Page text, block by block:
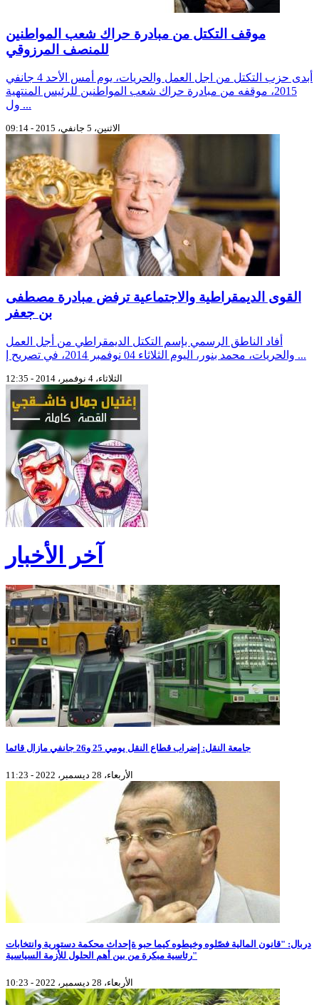
موقف التكتل من مبادرة حراك شعب المواطنين
للمنصف المرزوقي
أبدى حزب التكتل من اجل العمل والحريات، يوم أمس الأحد 4 جانفي
2015، موقفه من مبادرة حراك شعب المواطنين للرئيس المنتهية
ول ...
الاثنين، 5 جانفي، 2015 - 09:14
القوى الديمقراطية والاجتماعية ترفض مبادرة مصطفى
بن جعفر
أفاد الناطق الرسمي بإسم التكتل الديمقراطي من أجل العمل
والحريات، محمد بنور، اليوم الثلاثاء 04 نوفمبر 2014، في تصريح إ ...
الثلاثاء، 4 نوفمبر، 2014 - 12:35
آخر الأخبار
جامعة النقل: إضراب قطاع النقل يومي 25 و26 جانفي مازال قائما
الأربعاء، 28 ديسمبر، 2022 - 11:23
دربال: "قانون المالية فصّلوه وخيطوه كيما حبو ةإحداث محكمة دستورية وانتخابات
رئاسية مبكرة من بين أهم الحلول للأزمة السياسية"
الأربعاء، 28 ديسمبر، 2022 - 10:23